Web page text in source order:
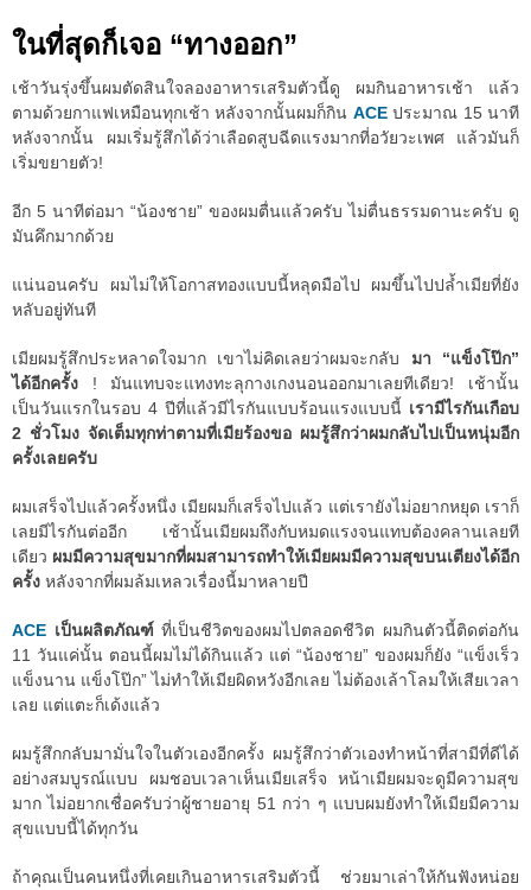
ในที่สุดก็เจอ “ทางออก”
เช้าวันรุ่งขึ้นผมตัดสินใจลองอาหารเสริมตัวนี้ดู ผมกินอาหารเช้า แล้ว
ตามด้วยกาแฟเหมือนทุกเช้า หลังจากนั้นผมก็กิน ACEประมาณ 15 นาที
หลังจากนั้น ผมเริ่มรู้สึกได้ว่าเลือดสูบฉีดแรงมากที่อวัยวะเพศ แล้วมันก็
เริ่มขยายตัว!
อีก 5 นาทีต่อมา “น้องชาย” ของผมตื่นแล้วครับ ไม่ตื่นธรรมดานะครับ ดู
มันคึกมากด้วย
แน่นอนครับ ผมไม่ให้โอกาสทองแบบนี้หลุดมือไป ผมขึ้นไปปล้ำเมียที่ยัง
หลับอยู่ทันที
เมียผมรู้สึกประหลาดใจมาก เขาไม่คิดเลยว่าผมจะกลับ มา “แข็งโป๊ก”
ได้อีกครั้ง ! มันแทบจะแทงทะลุกางเกงนอนออกมาเลยทีเดียว! เช้านั้น
เป็นวันแรกในรอบ 4 ปีที่แล้วมีไรกันแบบร้อนแรงแบบนี้ เรามีไรกันเกือบ
2 ชั่วโมง จัดเต็มทุกท่าตามที่เมียร้องขอ ผมรู้สึกว่าผมกลับไปเป็นหนุ่มอีก
ครั้งเลยครับ
ผมเสร็จไปแล้วครั้งหนึ่ง เมียผมก็เสร็จไปแล้ว แต่เรายังไม่อยากหยุด เราก็
เลยมีไรกันต่ออีก เช้านั้นเมียผมถึงกับหมดแรงจนแทบต้องคลานเลยที
เดียว ผมมีความสุขมากที่ผมสามารถทำให้เมียผมมีความสุขบนเตียงได้อีก
ครั้ง หลังจากที่ผมล้มเหลวเรื่องนี้มาหลายปี
ACE เป็นผลิตภัณฑ์ที่เป็นชีวิตของผมไปตลอดชีวิต ผมกินตัวนี้ติดต่อกัน
11 วันแค่นั้น ตอนนี้ผมไม่ได้กินแล้ว แต่ “น้องชาย” ของผมก็ยัง “แข็งเร็ว
แข็งนาน แข็งโป๊ก” ไม่ทำให้เมียผิดหวังอีกเลย ไม่ต้องเล้าโลมให้เสียเวลา
เลย แต่แตะก็เด้งแล้ว
ผมรู้สึกกลับมามั่นใจในตัวเองอีกครั้ง ผมรู้สึกว่าตัวเองทำหน้าที่สามีที่ดีได้
อย่างสมบูรณ์แบบ ผมชอบเวลาเห็นเมียเสร็จ หน้าเมียผมจะดูมีความสุข
มาก ไม่อยากเชื่อครับว่าผู้ชายอายุ 51 กว่า ๆ แบบผมยังทำให้เมียมีความ
สุขแบบนี้ได้ทุกวัน
ถ้าคุณเป็นคนหนึ่งที่เคยเกินอาหารเสริมตัวนี้ ช่วยมาเล่าให้กันฟังหน่อย